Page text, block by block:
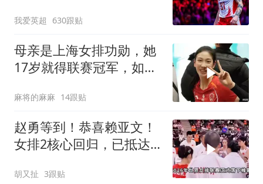
我爱英超 630跟贴
母亲是上海女排功勋，她
17岁就得联赛冠军，如今
麻将的麻麻 14跟贴
赵勇等到！恭喜赖亚文！
女排2核心回归，已抵达
胡又扯 3跟贴